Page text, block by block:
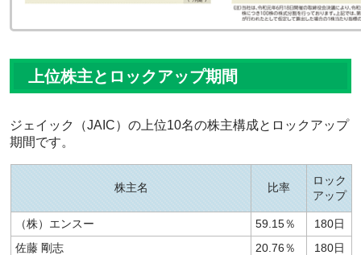
上位株主とロックアップ期間
ジェイック（JAIC）の上位10名の株主構成とロックアップ
期間です。
株主名 比率
ロック
アップ
（株）エンスー 59.15％
180日
佐藤 剛志
20.76％ 180日